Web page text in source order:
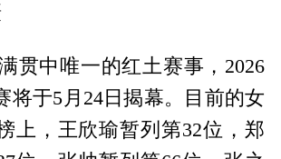
贯中唯一的红土赛事，2026
将于5月24日揭幕。目前的女
上，王欣瑜暂列第32位，郑